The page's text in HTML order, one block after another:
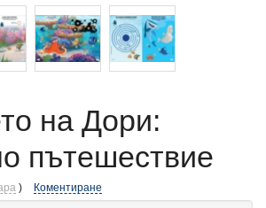
на Дори:
пътешествие
Коментиране